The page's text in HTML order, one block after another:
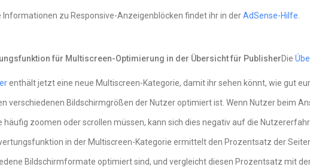
Informationen zu Responsive-Anzeigenblöcken findet ihr in derAdSense-Hilfe
für Multiscreen-Optimierung in der Übersicht für PublisherDie
enthält jetzt eine neue Multiscreen-Kategorie, damit ihr sehen könnt, wie gut
verschiedenen Bildschirmgrößen der Nutzer optimiert ist. Wenn Nutzer beim
häufig zoomen oder scrollen müssen, kann sich dies negativ auf die
in der Multiscreen-Kategorie ermittelt den Prozentsatz der
Bildschirmformate optimiert sind, und vergleicht diesen Prozentsatz mit